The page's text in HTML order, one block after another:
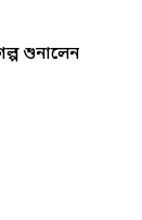
শুনালেন